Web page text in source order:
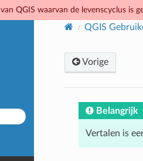
QGIS waarvan de levenscyclus is
QGIS
Vorige
Belangrijk
Vertalen is